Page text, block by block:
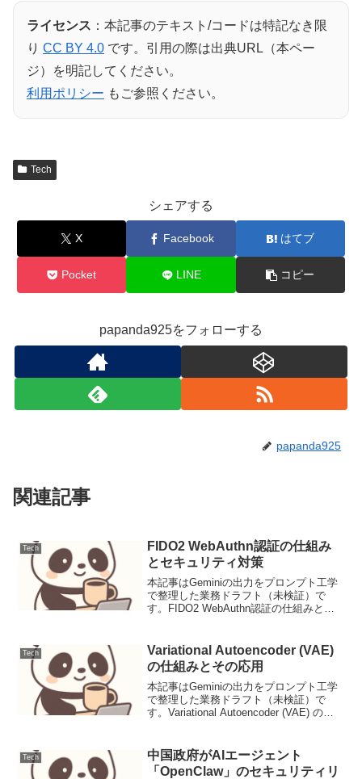
ライセンス ：本記事のテキスト/コードは特記なき限
り CC BY 4.0 です。引用の際は出典URL（本ペー
ジ）を明記してください。
利用ポリシー もご参照ください。
Tech
シェアする
X Facebook はてブ
Pocket LINE コピー
papanda925をフォローする
papanda925
関連記事
Tech
FIDO2 WebAuthn認証の仕組み
とセキュリティ対策
本記事はGeminiの出力をプロンプト工学
で整理した業務ドラフト（未検証）で
す。FIDO2 WebAuthn認証の仕組みとセ
実現するためのWeb標準プロトコ...
Tech
Variational Autoencoder (VAE)
の仕組みとその応用
本記事はGeminiの出力をプロンプト工学
で整理した業務ドラフト（未検証）で
す。Variational Autoencoder (VAE) の仕
低次元の潜在表現に圧...
Tech
中国政府がAIエージェント
「OpenClaw」のセキュリティリ